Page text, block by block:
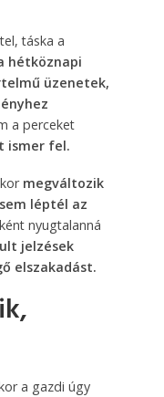
táska a
hétköznapi
üzenetek,
a perceket
ismer fel.
megváltozik
léptél az
nyugtalanná
jelzések
elszakadást.
a gazdi úgy